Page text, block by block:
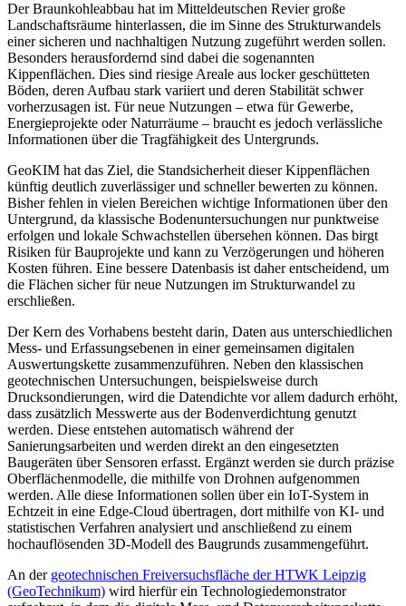
Der Braunkohleabbau hat im Mitteldeutschen Revier große
Landschaftsräume hinterlassen, die im Sinne des Strukturwandels
einer sicheren und nachhaltigen Nutzung zugeführt werden sollen.
Besonders herausfordernd sind dabei die sogenannten
Kippenflächen. Dies sind riesige Areale aus locker geschütteten
Böden, deren Aufbau stark variiert und deren Stabilität schwer
vorherzusagen ist. Für neue Nutzungen – etwa für Gewerbe,
Energieprojekte oder Naturräume – braucht es jedoch verlässliche
Informationen über die Tragfähigkeit des Untergrunds.
GeoKIM hat das Ziel, die Standsicherheit dieser Kippenflächen
künftig deutlich zuverlässiger und schneller bewerten zu können.
Bisher fehlen in vielen Bereichen wichtige Informationen über den
Untergrund, da klassische Bodenuntersuchungen nur punktweise
erfolgen und lokale Schwachstellen übersehen können. Das birgt
Risiken für Bauprojekte und kann zu Verzögerungen und höheren
Kosten führen. Eine bessere Datenbasis ist daher entscheidend, um
die Flächen sicher für neue Nutzungen im Strukturwandel zu
erschließen.
Der Kern des Vorhabens besteht darin, Daten aus unterschiedlichen
Mess- und Erfassungsebenen in einer gemeinsamen digitalen
Auswertungskette zusammenzuführen. Neben den klassischen
geotechnischen Untersuchungen, beispielsweise durch
Drucksondierungen, wird die Datendichte vor allem dadurch erhöht,
dass zusätzlich Messwerte aus der Bodenverdichtung genutzt
werden. Diese entstehen automatisch während der
Sanierungsarbeiten und werden direkt an den eingesetzten
Baugeräten über Sensoren erfasst. Ergänzt werden sie durch präzise
Oberflächenmodelle, die mithilfe von Drohnen aufgenommen
werden. Alle diese Informationen sollen über ein IoT-System in
Echtzeit in eine Edge-Cloud übertragen, dort mithilfe von KI- und
statistischen Verfahren analysiert und anschließend zu einem
hochauflösenden 3D-Modell des Baugrunds zusammengeführt.
An der geotechnischen Freiversuchsfläche der HTWK Leipzig
(GeoTechnikum) wird hierfür ein Technologiedemonstrator